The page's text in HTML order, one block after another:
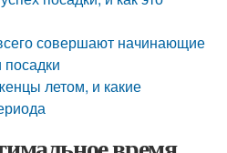
совершают начинающие
летом, и какие